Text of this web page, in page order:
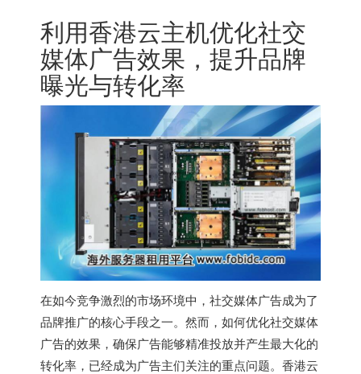
利用香港云主机优化社交
媒体广告效果，提升品牌
曝光与转化率
在如今竞争激烈的市场环境中，社交媒体广告成为了
品牌推广的核心手段之一。然而，如何优化社交媒体
广告的效果，确保广告能够精准投放并产生最大化的
转化率，已经成为广告主们关注的重点问题。 香港云